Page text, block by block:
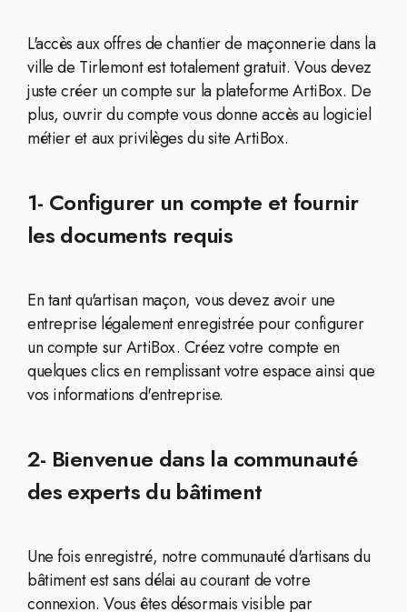
L'accès aux offres de chantier de maçonnerie dans la
ville de Tirlemont est totalement gratuit. Vous devez
juste créer un compte sur la plateforme ArtiBox. De
plus, ouvrir du compte vous donne accès au logiciel
métier et aux privilèges du site ArtiBox.
1- Configurer un compte et fournir
les documents requis
En tant qu'artisan maçon, vous devez avoir une
entreprise légalement enregistrée pour configurer
un compte sur ArtiBox. Créez votre compte en
quelques clics en remplissant votre espace ainsi que
vos informations d'entreprise.
2- Bienvenue dans la communauté
des experts du bâtiment
Une fois enregistré, notre communauté d'artisans du
bâtiment est sans délai au courant de votre
connexion. Vous êtes désormais visible par